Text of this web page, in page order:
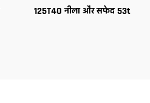
125T40 नीला और सफेद 53t